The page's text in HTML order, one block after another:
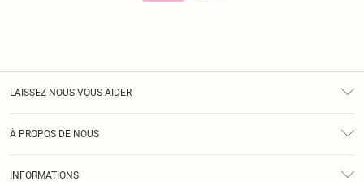
LAISSEZ-NOUS VOUS AIDER
À PROPOS DE NOUS
INFORMATIONS